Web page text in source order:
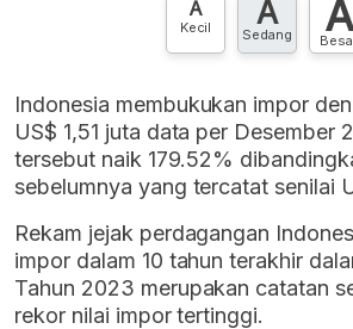
Hubungi sekarang »
A
Kecil A
Sedang A
Indonesia membukukan impor
US$ 1,51 juta data per Desember
tersebut naik 179.52%
sebelumnya yang tercatat senilai
Rekam jejak perdagangan
impor dalam 10 tahun terakhir
Tahun 2023 merupakan catatan
rekor nilai impor tertinggi.